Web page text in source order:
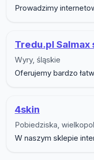
Prowadzimy
Tredu.pl Salmax
Wyry, śląskie
Oferujemy bardzo
4skin
Pobiedziska,
W naszym sklepie